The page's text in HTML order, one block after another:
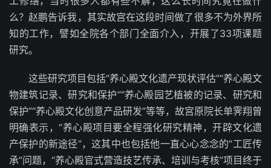
么？赵鹏告诉我，其实故宫在这段时间做了很多不为外界所
知的工作，譬如全院各个部门全面介入，开展了33项课题
研究。
这些研究项目包括“养心殿文化遗产现状评估”“养心殿文
物建筑记录、研究和保护”“养心殿园艺植被的记录、研究和
保护”“养心殿文化创意产品研发”等等，故宫原院长单霁翔曾
明确表示，“养心殿项目要全程强化研究精神，开辟文化遗
产保护的新途径”，这其中也包括他一直心心念念的“工匠传
承”问题，“养心殿官式营造技艺传承、培训与考核”项目终于